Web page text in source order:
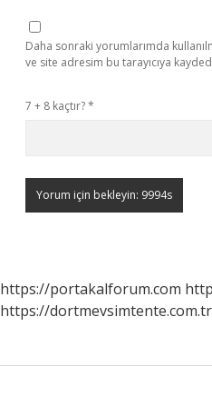
Daha sonraki yorumlarımda
ve site adresim bu tarayıcıya
7 + 8 kaçtır?*
https://portakalforum.com
https://dortmevsimtente.com.tr